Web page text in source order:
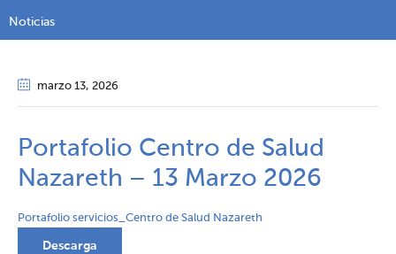
Noticias
marzo 13, 2026
Portafolio Centro de Salud
Nazareth – 13 Marzo 2026
Portafolio servicios_Centro de Salud Nazareth
Descarga